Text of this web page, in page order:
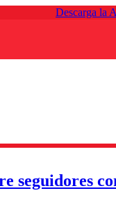
Descarga la
seguidores